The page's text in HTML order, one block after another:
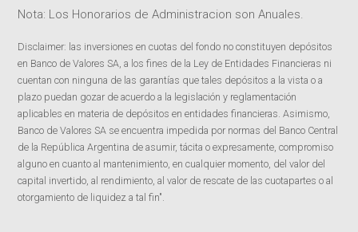
Nota: Los Honorarios de Administracion son Anuales.
Disclaimer: las inversiones en cuotas del fondo no constituyen depósitos
en Banco de Valores SA, a los fines de la Ley de Entidades Financieras ni
cuentan con ninguna de las garantías que tales depósitos a la vista o a
plazo puedan gozar de acuerdo a la legislación y reglamentación
aplicables en materia de depósitos en entidades financieras. Asimismo,
Banco de Valores SA se encuentra impedida por normas del Banco Central
de la República Argentina de asumir, tácita o expresamente, compromiso
alguno en cuanto al mantenimiento, en cualquier momento, del valor del
capital invertido, al rendimiento, al valor de rescate de las cuotapartes o al
otorgamiento de liquidez a tal fin".